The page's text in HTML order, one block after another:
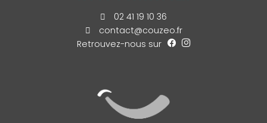
02 41 19 10 36
contact@couzeo.fr
Retrouvez-nous sur